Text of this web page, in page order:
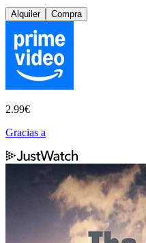
Alquiler Compra
2.99€
Gracias a